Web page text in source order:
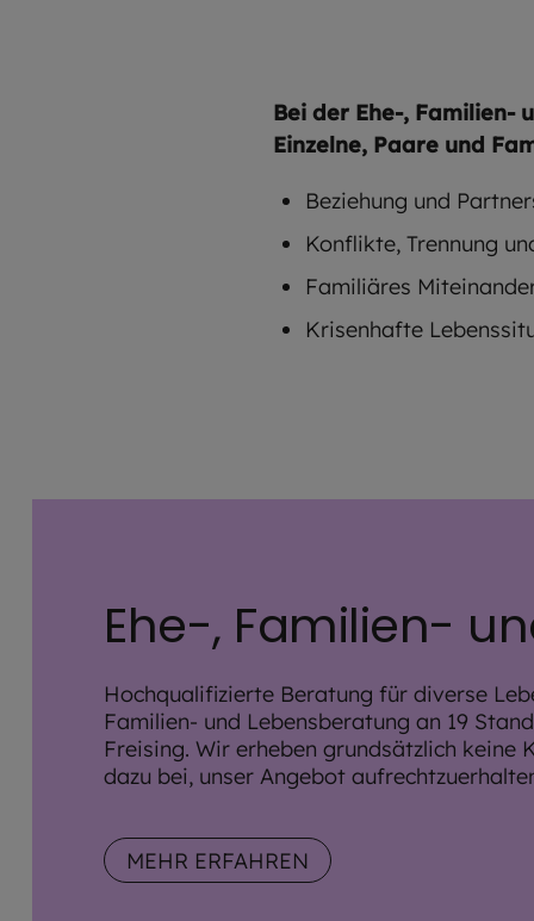
Bei der Ehe-, Familien-
Einzelne, Paare und
Beziehung und
Konflikte, Trennung
Familiäres
Krisenhafte
Ehe-, Familien-
Hochqualifizierte Beratung für diverse
Familien- und Lebensberatung an 19
Freising. Wir erheben grundsätzlich
dazu bei, unser Angebot
MEHR ERFAHREN